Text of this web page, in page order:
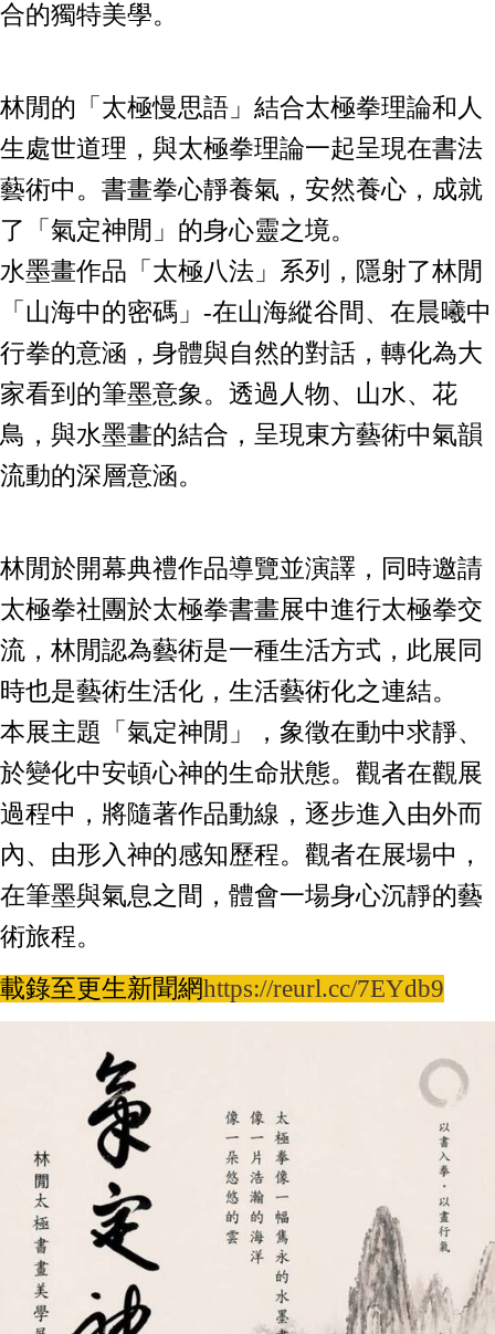
合的獨特美學。
林閒的「太極慢思語」結合太極拳理論和人
生處世道理，與太極拳理論一起呈現在書法
藝術中。書畫拳心靜養氣，安然養心，成就
了「氣定神閒」的身心靈之境。
水墨畫作品「太極八法」系列，隱射了林閒
「山海中的密碼」-在山海縱谷間、在晨曦中
行拳的意涵，身體與自然的對話，轉化為大
家看到的筆墨意象。透過人物、山水、花
鳥，與水墨畫的結合，呈現東方藝術中氣韻
流動的深層意涵。
林閒於開幕典禮作品導覽並演譯，同時邀請
太極拳社團於太極拳書畫展中進行太極拳交
流，林閒認為藝術是一種生活方式，此展同
時也是藝術生活化，生活藝術化之連結。
本展主題「氣定神閒」，象徵在動中求靜、
於變化中安頓心神的生命狀態。觀者在觀展
過程中，將隨著作品動線，逐步進入由外而
內、由形入神的感知歷程。觀者在展場中，
在筆墨與氣息之間，體會一場身心沉靜的藝
術旅程。
載錄至更生新聞網https://reurl.cc/7EYdb9